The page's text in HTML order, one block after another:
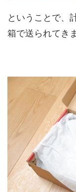
ということで、
箱で送られてき